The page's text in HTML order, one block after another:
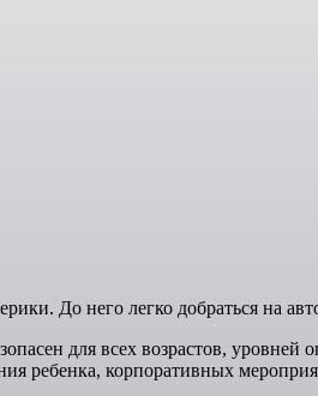
До него легко добраться на
для всех возрастов,
ребенка, корпоративных